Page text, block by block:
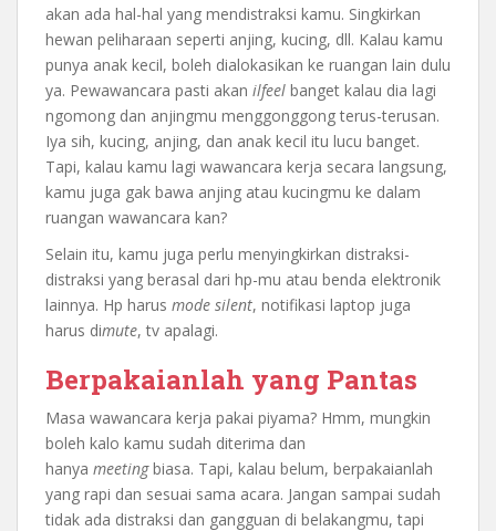
akan ada hal-hal yang mendistraksi kamu. Singkirkan
hewan peliharaan seperti anjing, kucing, dll. Kalau kamu
punya anak kecil, boleh dialokasikan ke ruangan lain dulu
ya. Pewawancara pasti akan ilfeel banget kalau dia lagi
ngomong dan anjingmu menggonggong terus-terusan.
Iya sih, kucing, anjing, dan anak kecil itu lucu banget.
Tapi, kalau kamu lagi wawancara kerja secara langsung,
kamu juga gak bawa anjing atau kucingmu ke dalam
ruangan wawancara kan?
Selain itu, kamu juga perlu menyingkirkan distraksi-
distraksi yang berasal dari hp-mu atau benda elektronik
lainnya. Hp harus mode silent, notifikasi laptop juga
harus dimute, tv apalagi.
Berpakaianlah yang Pantas
Masa wawancara kerja pakai piyama? Hmm, mungkin
boleh kalo kamu sudah diterima dan
hanya meetingbiasa. Tapi, kalau belum, berpakaianlah
yang rapi dan sesuai sama acara. Jangan sampai sudah
tidak ada distraksi dan gangguan di belakangmu, tapi